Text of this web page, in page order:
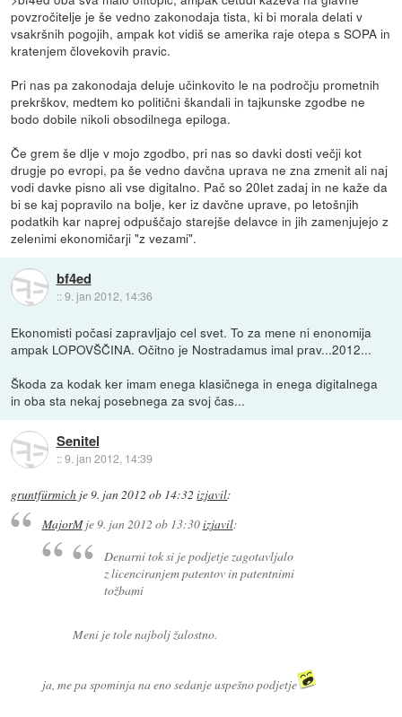
povzročitelje je še vedno zakonodaja tista, ki bi morala delati v
vsakršnih pogojih, ampak kot vidiš se amerika raje otepa s SOPA in
kratenjem človekovih pravic.
Pri nas pa zakonodaja deluje učinkovito le na področju prometnih
prekrškov, medtem ko politični škandali in tajkunske zgodbe ne
bodo dobile nikoli obsodilnega epiloga.
Če grem še dlje v mojo zgodbo, pri nas so davki dosti večji kot
drugje po evropi, pa še vedno davčna uprava ne zna zmenit ali naj
vodi davke pisno ali vse digitalno. Pač so 20let zadaj in ne kaže da
bi se kaj popravilo na bolje, ker iz davčne uprave, po letošnjih
podatkih kar naprej odpuščajo starejše delavce in jih zamenjujejo z
zelenimi ekonomičarji "z vezami".
bf4ed
::9. jan 2012, 14:36
Ekonomisti počasi zapravljajo cel svet. To za mene ni enonomija
ampak LOPOVŠČINA. Očitno je Nostradamus imal prav...2012...
Škoda za kodak ker imam enega klasičnega in enega digitalnega
in oba sta nekaj posebnega za svoj čas...
Senitel
::9. jan 2012, 14:39
gruntfürmich je9. jan 2012 ob 14:32 izjavil:
MajorMje9. jan 2012 ob 13:30izjavil:
Denarni tok si je podjetje zagotavljalo
z licenciranjem patentov in patentnimi
tožbami
Meni je tole najbolj žalostno.
ja, me pa spominja na eno sedanje uspešno podjetje